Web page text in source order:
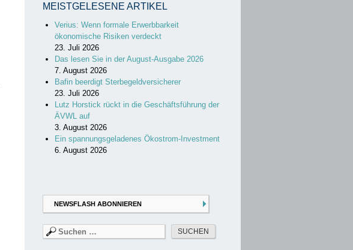
MEISTGELESENE ARTIKEL
Verius: Wenn formale Erwerbbarkeit
ökonomische Risiken verdeckt
23. Juli 2026
Das lesen Sie in der August-Ausgabe 2026
7. August 2026
Bafin beerdigt Sterbegeldversicherer
23. Juli 2026
Lutz Horstick rückt in die Geschäftsführung der
ÄVWL auf
3. August 2026
Ein spannungsgeladenes Ökostrom-Investment
6. August 2026
NEWSFLASH ABONNIEREN
Suchen
nach: